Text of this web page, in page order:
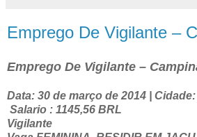
Emprego De Vigilante –
Emprego De Vigilante –
Data: 30 de março de 2014 | Cidade:
Salario : 1145,56 BRL
Vigilante